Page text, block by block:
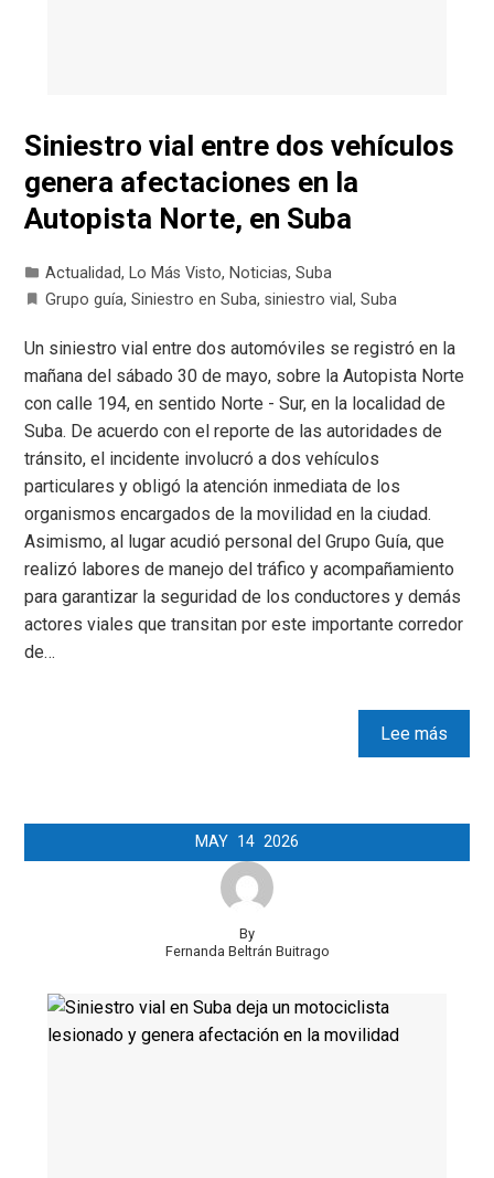
Siniestro vial entre dos vehículos
genera afectaciones en la
Autopista Norte, en Suba
Actualidad, Lo Más Visto, Noticias,Suba
Grupo guía,Siniestro en Suba,siniestro vial,Suba
Un siniestro vial entre dos automóviles se registró en la
mañana del sábado 30 de mayo, sobre la Autopista Norte
con calle 194, en sentido Norte - Sur, en la localidad de
Suba. De acuerdo con el reporte de las autoridades de
tránsito, el incidente involucró a dos vehículos
particulares y obligó la atención inmediata de los
organismos encargados de la movilidad en la ciudad.
Asimismo, al lugar acudió personal del Grupo Guía, que
realizó labores de manejo del tráfico y acompañamiento
para garantizar la seguridad de los conductores y demás
actores viales que transitan por este importante corredor
de…
Lee más
MAY 14 2026
By
Fernanda Beltrán Buitrago